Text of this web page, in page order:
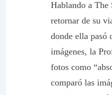
Hablando a The
retornar de su
donde ella pasó
imágenes, la
fotos como
comparó las